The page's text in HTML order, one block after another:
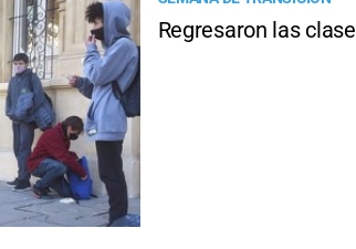
Regresaron las